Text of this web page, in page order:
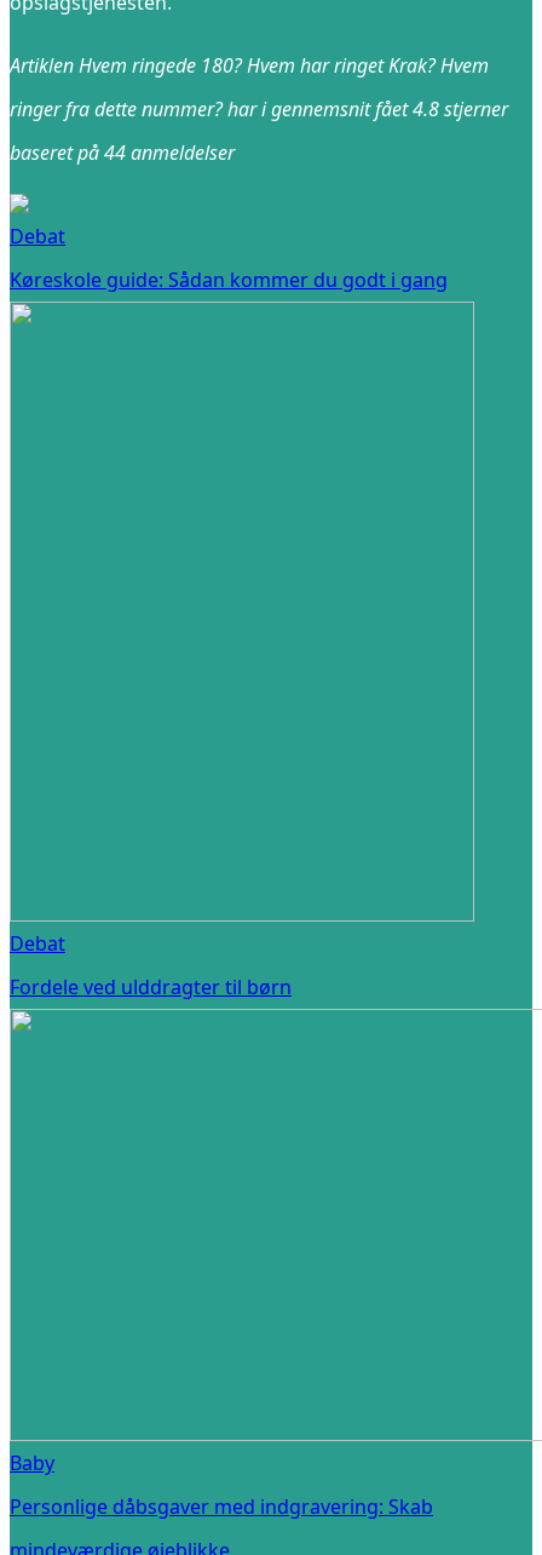
Artiklen Hvem ringede 180? Hvem har ringet Krak? Hvem
ringer fra dette nummer? har i gennemsnit fået4.8stjerner
baseret på44anmeldelser
Debat
Køreskole guide: Sådan kommer du godt i gang
Debat
Fordele ved ulddragter til børn
Baby
Personlige dåbsgaver med indgravering: Skab
mindeværdige øjeblikke